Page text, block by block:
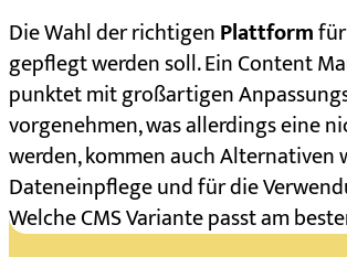
Die Wahl der richtigenPlattform
gepflegt werden soll. Ein Content
punktet mit großartigen
vorgenehmen, was allerdings eine
werden, kommen auch Alternativen
Dateneinpflege und für die
Welche CMS Variante passt am